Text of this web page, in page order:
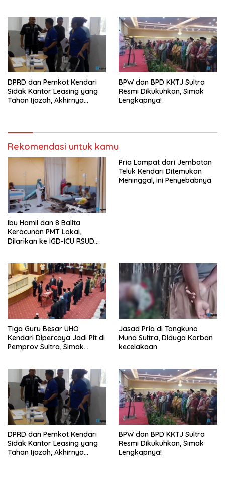
DPRD dan Pemkot Kendari
Sidak Kantor Leasing yang
Tahan Ijazah, Akhirnya
BPW dan BPD KKTJ Sultra
Resmi Dikukuhkan, Simak
Lengkapnya!
Rekomendasi untuk kamu
Ibu Hamil dan 8 Balita
Keracunan PMT Lokal,
Dilarikan ke IGD-ICU RSUD
Pria Lompat dari Jembatan
Teluk Kendari Ditemukan
Meninggal, ini Penyebabnya
Tiga Guru Besar UHO
Kendari Dipercaya Jadi Plt di
Pemprov Sultra, Simak
Jasad Pria di Tongkuno
Muna Sultra, Diduga Korban
kecelakaan
DPRD dan Pemkot Kendari
Sidak Kantor Leasing yang
Tahan Ijazah, Akhirnya
BPW dan BPD KKTJ Sultra
Resmi Dikukuhkan, Simak
Lengkapnya!